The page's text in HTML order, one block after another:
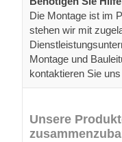
Die Montage ist im
stehen wir mit
Montage und
kontaktieren Sie
Unsere